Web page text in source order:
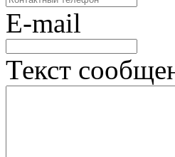
E-mail
Текст